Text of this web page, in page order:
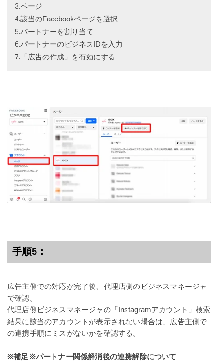
3.ページ
4.該当のFacebookページを選択
5.パートナーを割り当て
6.パートナーのビジネスIDを入力
7.「広告の作成」を有効にする
手順5：
広告主側での対応が完了後、代理店側のビジネスマネージャ
で確認。
代理店側ビジネスマネージャの「Instagramアカウント」検索
結果に該当のアカウントが表示されない場合は、広告主側で
の連携手順にミスがないかを確認する。
※補足※パートナー関係解消後の連携解除について